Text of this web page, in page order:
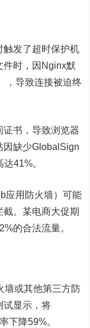
触发了超时保护机
件时，因Nginx默
，导致连接被迫终
书，导致浏览器
因缺少GlobalSign
41%。
应用防火墙）可能
。某电商大促期
的合法流量。
墙或其他第三方防
试显示，将
下降59%。